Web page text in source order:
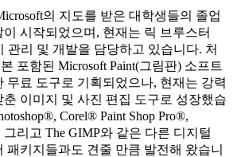
의 지도를 받은 대학생들의 졸업
시작되었으며, 현재는 릭 브루스터
관리 및 개발을 담당하고 있습니다. 처
포함된 Microsoft Paint(그림판) 소프트
무료 도구로 기획되었으나, 현재는 강력
이미지 및 사진 편집 도구로 성장했습
Corel® Paint Shop Pro®,
그리고 The GIMP와 같은 다른 디지털
패키지들과도 견줄 만큼 발전해 왔습니